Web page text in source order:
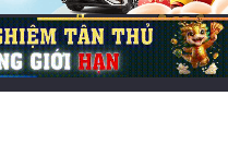
Bet) là gì?